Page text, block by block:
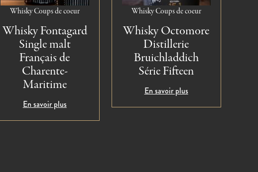
WhiskyCoups de coeur
Whisky Fontagard
Single malt
Français de
Charente-
Maritime
En savoir plus
WhiskyCoups de coeur
Whisky Octomore
Distillerie
Bruichladdich
Série Fifteen
En savoir plus